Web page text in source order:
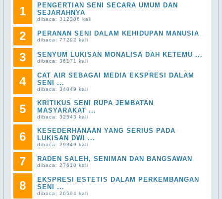
1
PENGERTIAN SENI SECARA UMUM DAN
SEJARAHNYA
dibaca: 312386 kali
2 PERANAN SENI DALAM KEHIDUPAN MANUSIA
dibaca: 77292 kali
3 SENYUM LUKISAN MONALISA DAH KETEMU ...
dibaca: 36171 kali
4
CAT AIR SEBAGAI MEDIA EKSPRESI DALAM
SENI ...
dibaca: 34049 kali
5
KRITIKUS SENI RUPA JEMBATAN
MASYARAKAT ...
dibaca: 32543 kali
6
KESEDERHANAAN YANG SERIUS PADA
LUKISAN DWI ...
dibaca: 29349 kali
7 RADEN SALEH, SENIMAN DAN BANGSAWAN
dibaca: 27610 kali
8
EKSPRESI ESTETIS DALAM PERKEMBANGAN
SENI ...
dibaca: 26594 kali